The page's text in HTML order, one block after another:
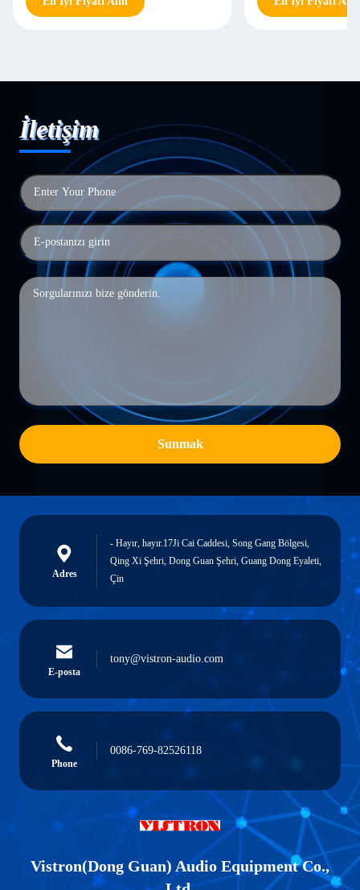
İletişim
Sunmak
Adres
- Hayır, hayır.17Ji Cai Caddesi, Song Gang Bölgesi,
Qing Xi Şehri, Dong Guan Şehri, Guang Dong Eyaleti,
Çin
E-posta
tony@vistron-audio.com
Phone
0086-769-82526118
Vistron(Dong Guan) Audio Equipment Co.,